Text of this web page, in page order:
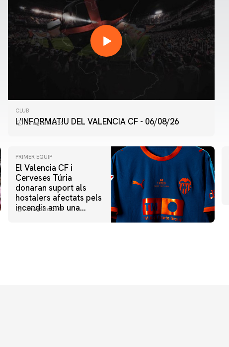
CLUB
L'INFORMATIU DEL VALENCIA CF - 06/08/26
06 agosto 2026
PRIMER EQUIP
El Valencia CF i
Cerveses Túria
donaran suport als
hostalers afectats pels
incendis amb una
07 agosto 2026